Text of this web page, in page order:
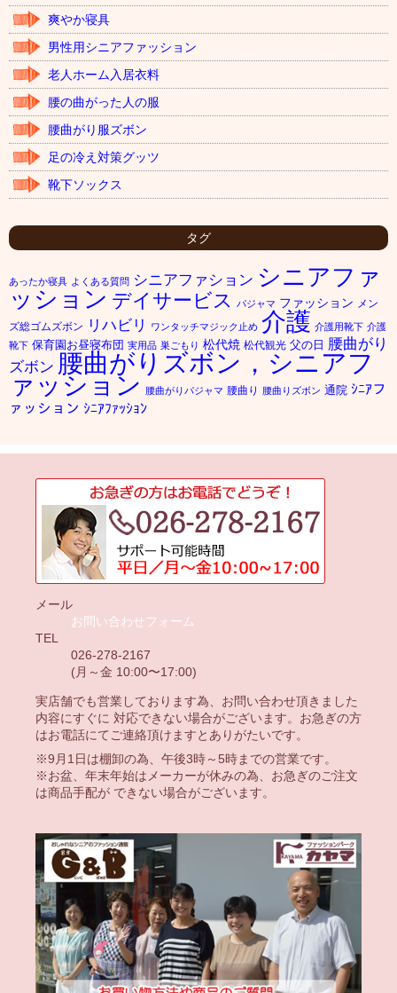
爽やか寝具
男性用シニアファッション
老人ホーム入居衣料
腰の曲がった人の服
腰曲がり服ズボン
足の冷え対策グッツ
靴下ソックス
タグ
あったか寝具 よくある質問 シニアファション シニアファ
ッション デイサービス パジャマ ファッション メン
ズ総ゴムズボン
リハビリ ワンタッチマジック止め 介護 介護用靴下 介護
靴下 保育園お昼寝布団 実用品 巣ごもり 松代焼 松代観光 父の日 腰曲がり
ズボン 腰曲がりズボン，シニアフ
ァッション 腰曲がりパジャマ 腰曲り 腰曲りズボン 通院 ｼﾆｱフ
ァッション ｼﾆｱﾌｧｯｼｮﾝ
メール
お問い合わせフォーム
TEL
026-278-2167
(月～金 10:00〜17:00)
実店舗でも営業しております為、お問い合わせ頂きました
内容にすぐに 対応できない場合がございます。お急ぎの方
はお電話にてご連絡頂けますとありがたいです。
※9月1日は棚卸の為、午後3時～5時までの営業です。
※お盆、年末年始はメーカーが休みの為、お急ぎのご注文
は商品手配が できない場合がございます。